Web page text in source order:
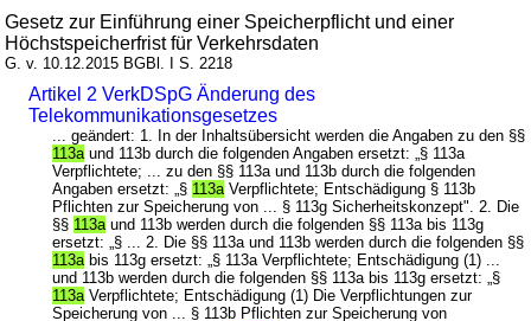
Gesetz zur Einführung einer Speicherpflicht und einer
Höchstspeicherfrist für Verkehrsdaten
G. v. 10.12.2015 BGBl. I S. 2218
Artikel 2 VerkDSpG Änderung des
Telekommunikationsgesetzes
... geändert: 1. In der Inhaltsübersicht werden die Angaben zu den §§
113a und 113b durch die folgenden Angaben ersetzt: „§ 113a
Verpflichtete; ... zu den §§ 113a und 113b durch die folgenden
Angaben ersetzt: „§ 113a Verpflichtete; Entschädigung § 113b
Pflichten zur Speicherung von ... § 113g Sicherheitskonzept". 2. Die
§§ 113a und 113b werden durch die folgenden §§ 113a bis 113g
ersetzt: „§ ... 2. Die §§ 113a und 113b werden durch die folgenden §§
113a bis 113g ersetzt: „§ 113a Verpflichtete; Entschädigung (1) ...
und 113b werden durch die folgenden §§ 113a bis 113g ersetzt: „§
113a Verpflichtete; Entschädigung (1) Die Verpflichtungen zur
Speicherung von ... § 113b Pflichten zur Speicherung von